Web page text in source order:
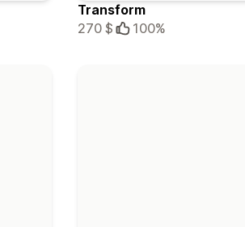
Transform
270 $
100%